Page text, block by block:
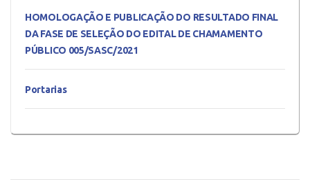
HOMOLOGAÇÃO E PUBLICAÇÃO DO RESULTADO FINAL
DA FASE DE SELEÇÃO DO EDITAL DE CHAMAMENTO
PÚBLICO 005/SASC/2021
Portarias